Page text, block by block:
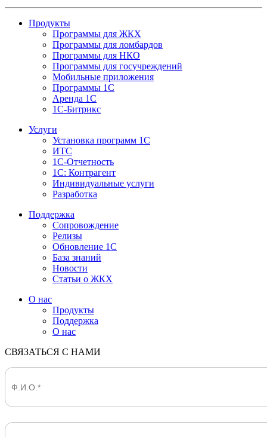
Продукты
Программы для ЖКХ
Программы для ломбардов
Программы для НКО
Программы для госучреждений
Мобильные приложения
Программы 1С
Аренда 1С
1С-Битрикс
Услуги
Установка программ 1С
ИТС
1С-Отчетность
1С: Контрагент
Индивидуальные услуги
Разработка
Поддержка
Сопровождение
Релизы
Обновление 1С
База знаний
Новости
Статьи о ЖКХ
О нас
Продукты
Поддержка
О нас
СВЯЗАТЬСЯ С НАМИ